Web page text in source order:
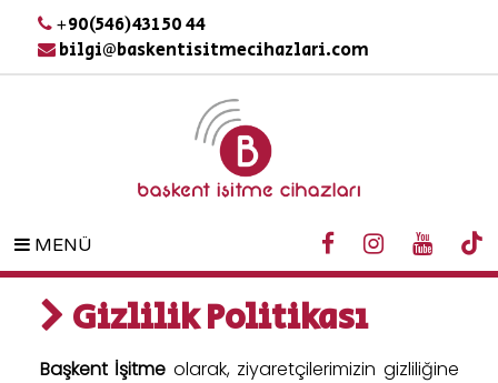
+90(546)431 50 44
bilgi@baskentisitmecihazlari.com
MENÜ
Gizlilik Politikası
Başkent İşitme olarak, ziyaretçilerimizin gizliliğine